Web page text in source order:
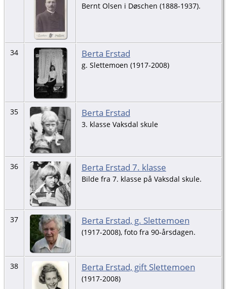
Bernt Olsen i Døschen (1888-1937).
34 Berta Erstad
g. Slettemoen (1917-2008)
35 Berta Erstad
3. klasse Vaksdal skule
36 Berta Erstad 7. klasse
Bilde fra 7. klasse på Vaksdal skule.
37 Berta Erstad, g. Slettemoen
(1917-2008), foto fra 90-årsdagen.
38 Berta Erstad, gift Slettemoen
(1917-2008)